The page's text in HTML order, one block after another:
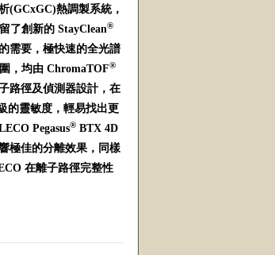
(GCxGC)熱調製系統，
了創新的 StayClean®
需要，極快速的全光譜
，均由 ChromaTOF®
路徑及偵測器設計，在
的靈敏度，輕易找出更
Pegasus® BTX 4D
極佳的分離效果，同樣
在離子路徑完整性